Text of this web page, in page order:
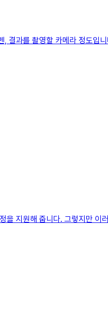
과를 촬영할 카메라 정도입
지원해 줍니다. 그렇지만